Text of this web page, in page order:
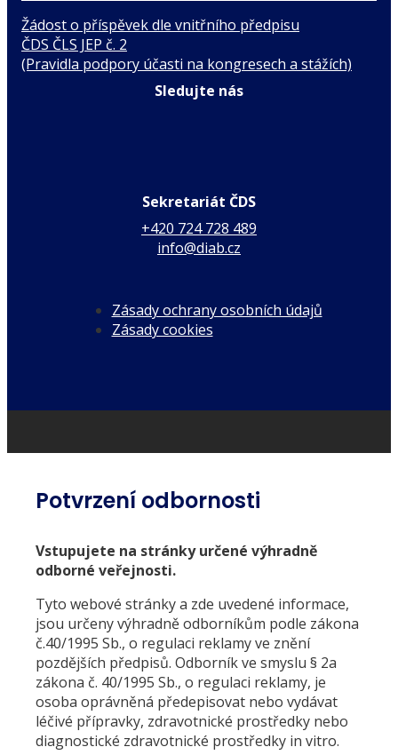
Žádost o příspěvek dle vnitřního předpisu
ČDS ČLS JEP č. 2
(Pravidla podpory účasti na kongresech a stážích)
Sledujte nás
Sekretariát ČDS
+420 724 728 489
info@diab.cz
Zásady ochrany osobních údajů
Zásady cookies
Potvrzení odbornosti
Vstupujete na stránky určené výhradně
odborné veřejnosti.
Tyto webové stránky a zde uvedené informace,
jsou určeny výhradně odborníkům podle zákona
č.40/1995 Sb., o regulaci reklamy ve znění
pozdějších předpisů. Odborník ve smyslu § 2a
zákona č. 40/1995 Sb., o regulaci reklamy, je
osoba oprávněná předepisovat nebo vydávat
léčivé přípravky, zdravotnické prostředky nebo
diagnostické zdravotnické prostředky in vitro.